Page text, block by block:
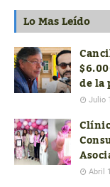
Lo Mas Leído
de la
Julio
Abril